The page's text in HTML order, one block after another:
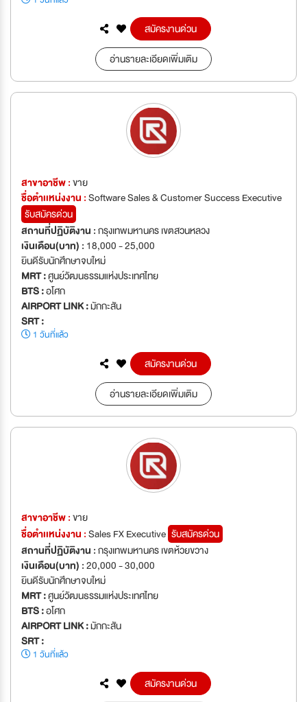
สมัครงานด่วน
อ่านรายละเอียดเพิ่มเติม
สาขาอาชีพ :ขาย
ชื่อตำเเหน่งงาน :Software Sales & Customer Success Executive
รับสมัครด่วน
สถานที่ปฏิบัติงาน :กรุงเทพมหานคร เขตสวนหลวง
เงินเดือน(บาท) : 18,000 - 25,000
ยินดีรับนักศึกษาจบใหม่
MRT :ศูนย์วัฒนธรรมแห่งประเทศไทย
BTS :อโศก
AIRPORT LINK :มักกะสัน
SRT :
1 วันที่แล้ว
สมัครงานด่วน
อ่านรายละเอียดเพิ่มเติม
สาขาอาชีพ :ขาย
ชื่อตำเเหน่งงาน :Sales FX Executive รับสมัครด่วน
สถานที่ปฏิบัติงาน :กรุงเทพมหานคร เขตห้วยขวาง
เงินเดือน(บาท) :20,000 - 30,000
ยินดีรับนักศึกษาจบใหม่
MRT :ศูนย์วัฒนธรรมแห่งประเทศไทย
BTS :อโศก
AIRPORT LINK :มักกะสัน
SRT :
1 วันที่แล้ว
สมัครงานด่วน